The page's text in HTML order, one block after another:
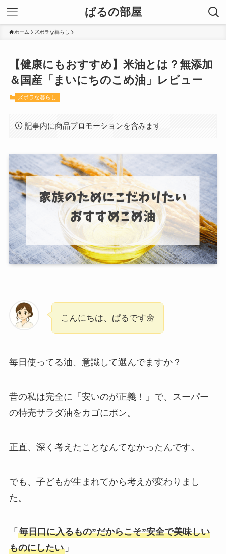
ぱるの部屋
ホーム ズボラな暮らし
【健康にもおすすめ】米油とは？無添加
＆国産「まいにちのこめ油」レビュー
ズボラな暮らし
記事内に商品プロモーションを含みます
こんにちは、ぱるです🌼
毎日使ってる油、意識して選んでますか？
昔の私は完全に「安いのが正義！」で、スーパー
の特売サラダ油をカゴにポン。
正直、深く考えたことなんてなかったんです。
でも、子どもが生まれてから考えが変わりまし
た。
「 毎日口に入るもの”だからこそ”安全で美味しい
ものにしたい」